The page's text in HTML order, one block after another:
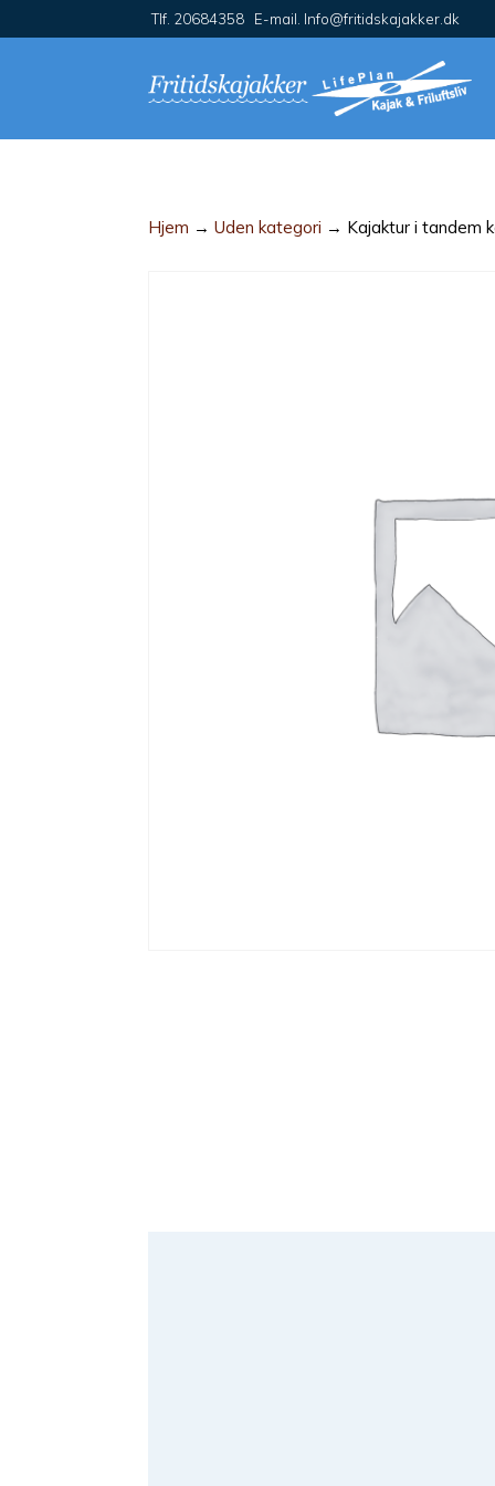
Tlf. 20684358 E-mail. Info@fritidskajakker.dk
Hjem →Uden kategori → Kajaktur i tandem